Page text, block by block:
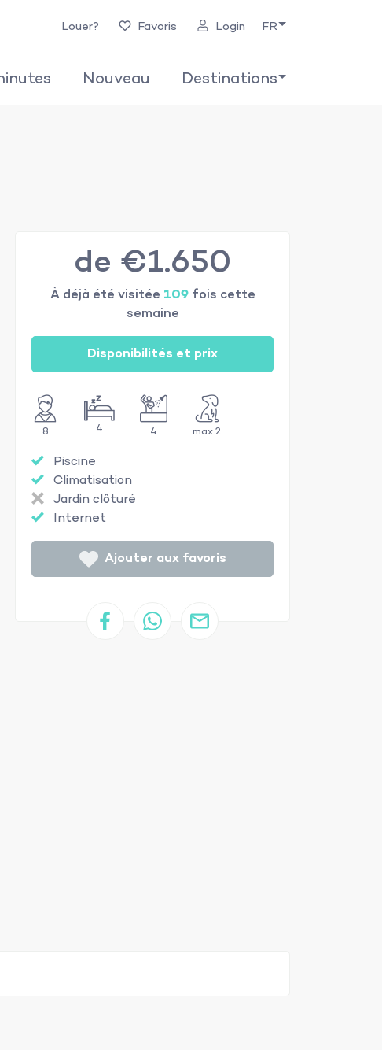
Louer? Favoris Login FR
Nouveau Destinations
8 4 4 max 2
Piscine
Climatisation
Jardin clôturé
Internet
de €1.650
À déjà été visitée 109fois cette
semaine
Disponibilités et prix
Ajouter aux favoris